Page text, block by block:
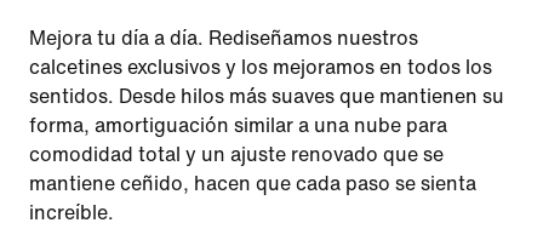
Mejora tu día a día. Rediseñamos nuestros
calcetines exclusivos y los mejoramos en todos los
sentidos. Desde hilos más suaves que mantienen su
forma, amortiguación similar a una nube para
comodidad total y un ajuste renovado que se
mantiene ceñido, hacen que cada paso se sienta
increíble.